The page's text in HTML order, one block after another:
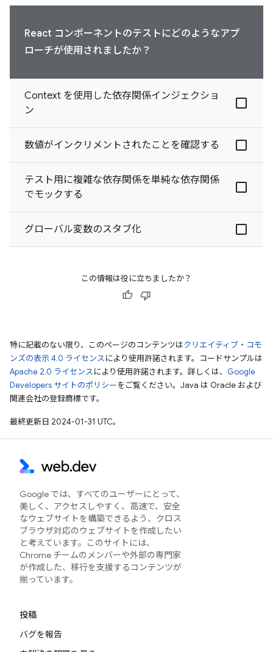
React コンポーネントのテストにどのようなアプ
ローチが使用されましたか？
Context を使用した依存関係インジェクショ
ン
数値がインクリメントされたことを確認する
テスト用に複雑な依存関係を単純な依存関係
でモックする
グローバル変数のスタブ化
この情報は役に立ちましたか？
特に記載のない限り、このページのコンテンツはクリエイティブ・コモ
ンズの表示 4.0 ライセンスにより使用許諾されます。コードサンプルは
Apache 2.0 ライセンスにより使用許諾されます。詳しくは、 Google
Developers サイトのポリシーをご覧ください。Java は Oracle および
関連会社の登録商標です。
最終更新日 2024-01-31 UTC。
Google では、すべてのユーザーにとって、
美しく、アクセスしやすく、高速で、安全
なウェブサイトを構築できるよう、クロス
ブラウザ対応のウェブサイトを作成したい
と考えています。このサイトには、
Chrome チームのメンバーや外部の専門家
が作成した、移行を支援するコンテンツが
揃っています。
投稿
バグを報告